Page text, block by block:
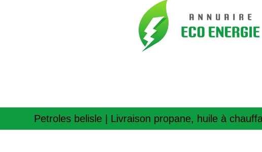
Petroles belisle | Livraison propane, huile à